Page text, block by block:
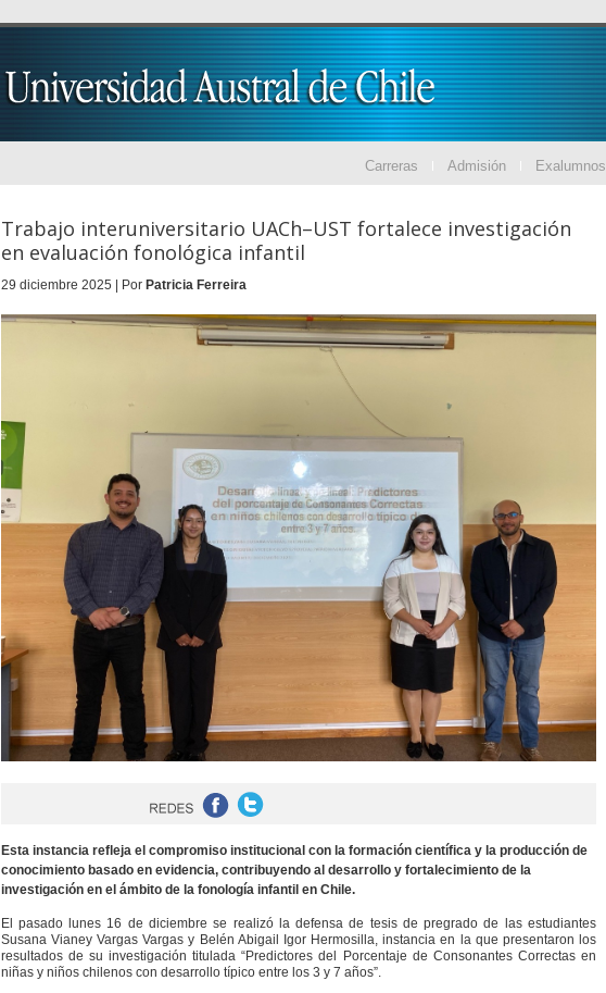
Carreras Admisión Exalumnos
Trabajo interuniversitario UACh–UST fortalece investigación
en evaluación fonológica infantil
29 diciembre 2025 | Por Patricia Ferreira
Esta instancia refleja el compromiso institucional con la formación científica y la producción de
conocimiento basado en evidencia, contribuyendo al desarrollo y fortalecimiento de la
investigación en el ámbito de la fonología infantil en Chile.
El pasado lunes 16 de diciembre se realizó la defensa de tesis de pregrado de las estudiantes
Susana Vianey Vargas Vargas y Belén Abigail Igor Hermosilla, instancia en la que presentaron los
resultados de su investigación titulada“Predictores del Porcentaje de Consonantes Correctas en
niñas y niños chilenos con desarrollo típico entre los 3 y 7 años”.